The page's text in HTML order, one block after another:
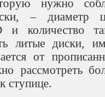
нужно
– диаметр
и количество
литые диски,
от
рассмотреть
ступице.